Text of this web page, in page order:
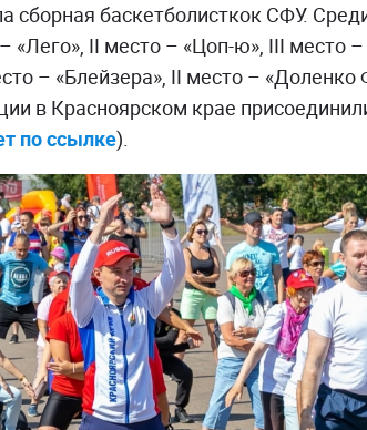
сборная баскетболисткок СФУ.
«Лего», II место – «Цоп-ю», III место
– «Блейзера», II место –
в Красноярском крае
по ссылке).